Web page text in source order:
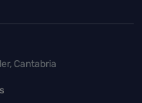
Cantabria